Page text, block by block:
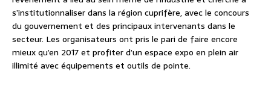
s’institutionnaliser dans la région cuprifère, avec le concours
du gouvernement et des principaux intervenants dans le
secteur. Les organisateurs ont pris le pari de faire encore
mieux qu’en 2017 et profiter d’un espace expo en plein air
illimité avec équipements et outils de pointe.